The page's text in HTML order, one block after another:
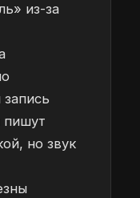
из-за
пишут
но звук